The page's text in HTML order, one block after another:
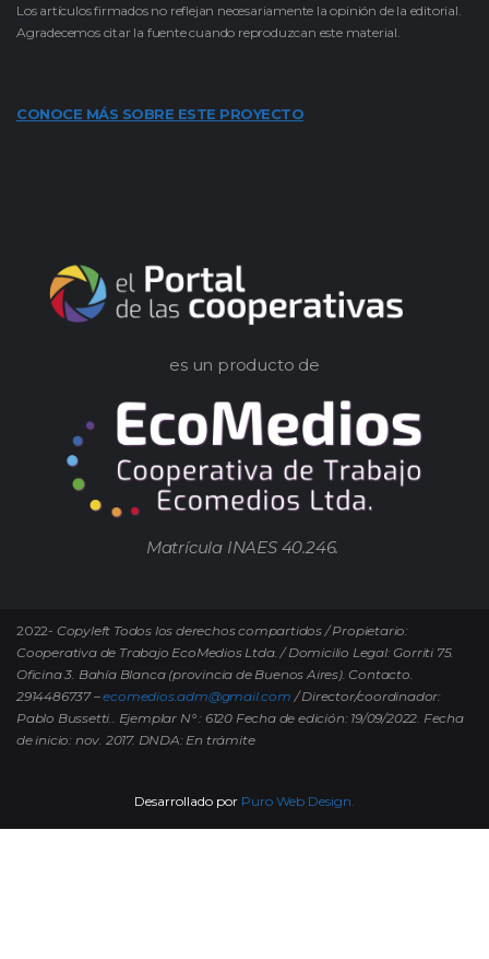
Los artículos firmados no reflejan necesariamente la opinión de la editorial.
Agradecemos citar la fuente cuando reproduzcan este material.
CONOCE MÁS SOBRE ESTE PROYECTO
es un producto de
Matrícula INAES 40.246.
2022- Copyleft Todos los derechos compartidos / Propietario:
Cooperativa de Trabajo EcoMedios Ltda. / Domicilio Legal: Gorriti 75.
Oficina 3. Bahía Blanca (provincia de Buenos Aires). Contacto.
2914486737 –ecomedios.adm@gmail.com / Director/coordinador:
Pablo Bussetti.. Ejemplar N° : 6120 Fecha de edición: 19/09/2022. Fecha
de inicio: nov. 2017. DNDA: En trámite
Desarrollado por Puro Web Design.